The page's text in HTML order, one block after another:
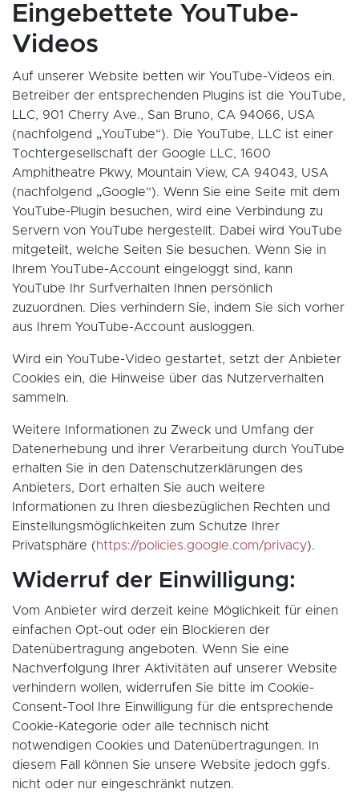
Eingebettete YouTube-
Videos
Auf unserer Website betten wir YouTube-Videos ein.
Betreiber der entsprechenden Plugins ist die YouTube,
LLC, 901 Cherry Ave., San Bruno, CA 94066, USA
(nachfolgend „YouTube“). Die YouTube, LLC ist einer
Tochtergesellschaft der Google LLC, 1600
Amphitheatre Pkwy, Mountain View, CA 94043, USA
(nachfolgend „Google“). Wenn Sie eine Seite mit dem
YouTube-Plugin besuchen, wird eine Verbindung zu
Servern von YouTube hergestellt. Dabei wird YouTube
mitgeteilt, welche Seiten Sie besuchen. Wenn Sie in
Ihrem YouTube-Account eingeloggt sind, kann
YouTube Ihr Surfverhalten Ihnen persönlich
zuzuordnen. Dies verhindern Sie, indem Sie sich vorher
aus Ihrem YouTube-Account ausloggen.
Wird ein YouTube-Video gestartet, setzt der Anbieter
Cookies ein, die Hinweise über das Nutzerverhalten
sammeln.
Weitere Informationen zu Zweck und Umfang der
Datenerhebung und ihrer Verarbeitung durch YouTube
erhalten Sie in den Datenschutzerklärungen des
Anbieters, Dort erhalten Sie auch weitere
Informationen zu Ihren diesbezüglichen Rechten und
Einstellungsmöglichkeiten zum Schutze Ihrer
Privatsphäre (https://policies.google.com/privacy).
Widerruf der Einwilligung:
Vom Anbieter wird derzeit keine Möglichkeit für einen
einfachen Opt-out oder ein Blockieren der
Datenübertragung angeboten. Wenn Sie eine
Nachverfolgung Ihrer Aktivitäten auf unserer Website
verhindern wollen, widerrufen Sie bitte im Cookie-
Consent-Tool Ihre Einwilligung für die entsprechende
Cookie-Kategorie oder alle technisch nicht
notwendigen Cookies und Datenübertragungen. In
diesem Fall können Sie unsere Website jedoch ggfs.
nicht oder nur eingeschränkt nutzen.